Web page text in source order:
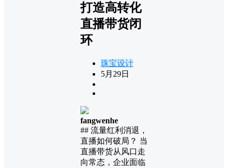
打造高转化
直播带货闭
环
珠宝设计
5月29日
fangwenhe
## 流量红利消退，
直播如何破局？ 当
直播带货从风口走
向常态，企业面临